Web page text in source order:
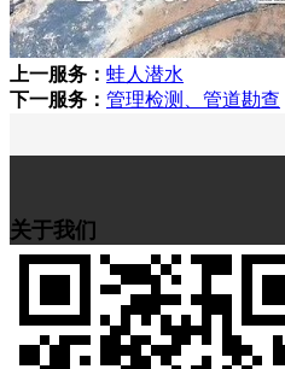
上一服务： 蛙人潜水
下一服务： 管理检测、管道勘查
关于我们